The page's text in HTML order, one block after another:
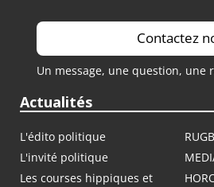
Contactez
Un message, une question, une
Actualités
L'édito politique
L'invité politique
Les courses hippiques et